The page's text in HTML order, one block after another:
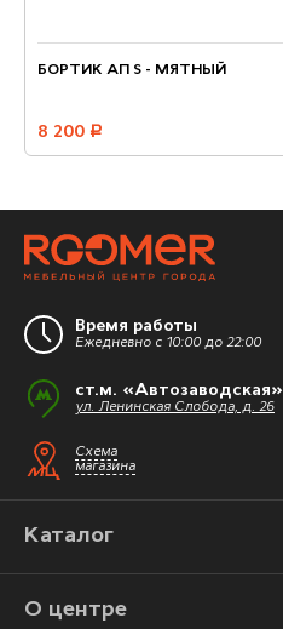
БОРТИК АП S - МЯТНЫЙ
8 200 руб.
Время работы
Ежедневно с 10:00 до 22:00
ст.м. «Автозаводская»
ул. Ленинская Слобода, д. 26
Схема
магазина
Каталог
О центре